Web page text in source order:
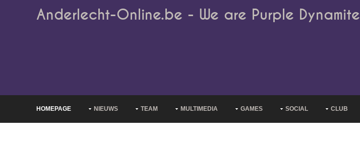
Anderlecht-Online.be - We are Purple Dynamite
HOMEPAGE NIEUWS TEAM MULTIMEDIA GAMES SOCIAL CLUB